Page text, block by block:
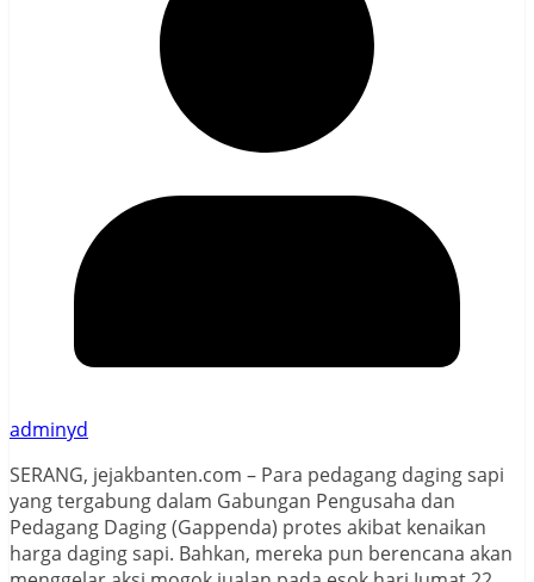
adminyd
SERANG, jejakbanten.com – Para pedagang daging sapi
yang tergabung dalam Gabungan Pengusaha dan
Pedagang Daging (Gappenda) protes akibat kenaikan
harga daging sapi. Bahkan, mereka pun berencana akan